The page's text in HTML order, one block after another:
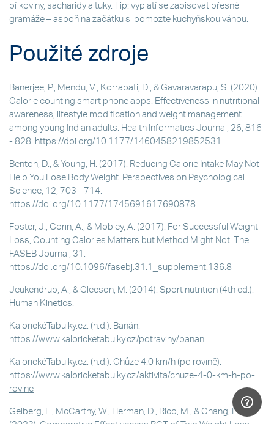
bílkoviny, sacharidy a tuky. Tip: vyplatí se zapisovat přesné
gramáže – aspoň na začátku si pomozte kuchyňskou váhou.
Použité zdroje
Banerjee, P., Mendu, V., Korrapati, D., & Gavaravarapu, S. (2020).
Calorie counting smart phone apps: Effectiveness in nutritional
awareness, lifestyle modification and weight management
among young Indian adults. Health Informatics Journal, 26, 816
- 828. https://doi.org/10.1177/1460458219852531
Benton, D., & Young, H. (2017). Reducing Calorie Intake May Not
Help You Lose Body Weight. Perspectives on Psychological
Science, 12, 703 - 714.
https://doi.org/10.1177/1745691617690878
Foster, J., Gorin, A., & Mobley, A. (2017). For Successful Weight
Loss, Counting Calories Matters but Method Might Not. The
FASEB Journal, 31.
https://doi.org/10.1096/fasebj.31.1_supplement.136.8
Jeukendrup, A., & Gleeson, M. (2014). Sport nutrition (4th ed.).
Human Kinetics.
KalorickéTabulky.cz. (n.d.). Banán.
https://www.kaloricketabulky.cz/potraviny/banan
KalorickéTabulky.cz. (n.d.). Chůze 4.0 km/h (po rovině).
https://www.kaloricketabulky.cz/aktivita/chuze-4-0-km-h-po-
rovine
Gelberg, L., McCarthy, W., Herman, D., Rico, M., & Chang, L.